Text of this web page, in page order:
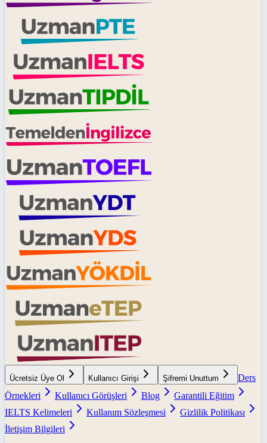
Ücretsiz Üye Ol Kullanıcı Girişi Şifremi Unuttum
Ders
Örnekleri
Kullanıcı Görüşleri Blog
Garantili Eğitim
IELTS Kelimeleri
Kullanım Sözleşmesi
Gizlilik Politikası
İletişim Bilgileri